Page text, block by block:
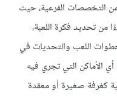
من التخصصات الفرعية، حيث
من تحديد فكرة اللعبة،
اللعب والتحديات في
الأماكن التي تجري فيه
كغرفة صغيرة أو معقدة